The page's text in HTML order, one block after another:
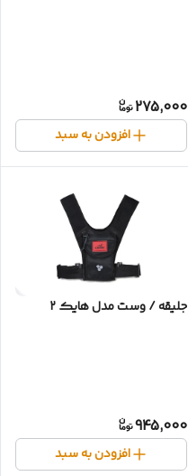
275,000
افزودن به سبد
جلیقه / وست مدل هایک ۲
945,000
افزودن به سبد